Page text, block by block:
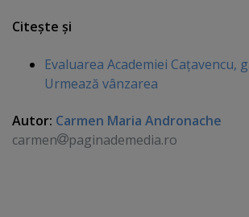
Citeşte şi
Evaluarea Academiei Caţavencu,
Urmează vânzarea
Autor: Carmen Maria Andronache
carmen
paginademedia.ro